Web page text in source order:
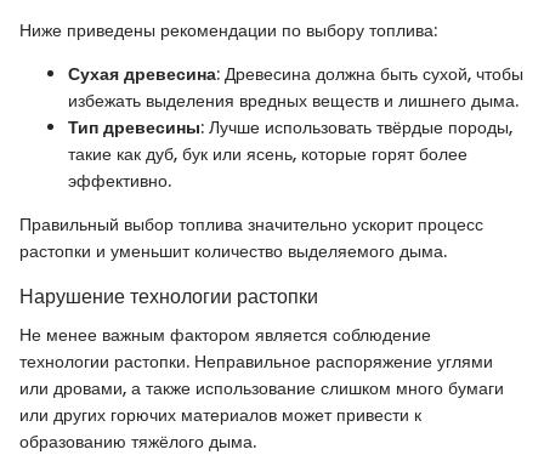
Ниже приведены рекомендации по выбору топлива:
Сухая древесина: Древесина должна быть сухой, чтобы
избежать выделения вредных веществ и лишнего дыма.
Тип древесины: Лучше использовать твёрдые породы,
такие как дуб, бук или ясень, которые горят более
эффективно.
Правильный выбор топлива значительно ускорит процесс
растопки и уменьшит количество выделяемого дыма.
Нарушение технологии растопки
Не менее важным фактором является соблюдение
технологии растопки. Неправильное распоряжение углями
или дровами, а также использование слишком много бумаги
или других горючих материалов может привести к
образованию тяжёлого дыма.